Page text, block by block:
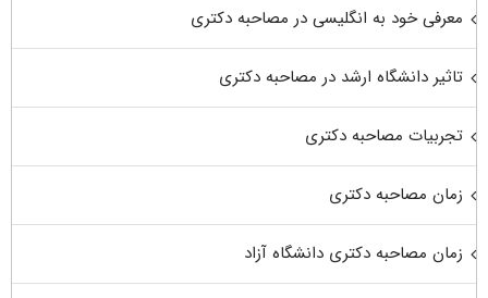
معرفی خود به انگلیسی در مصاحبه دکتری
تاثیر دانشگاه ارشد در مصاحبه دکتری
تجربیات مصاحبه دکتری
زمان مصاحبه دکتری
زمان مصاحبه دکتری دانشگاه آزاد